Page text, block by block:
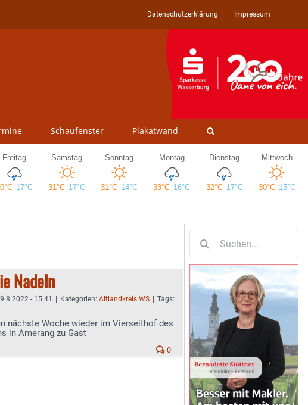
Datenschutzerklärung Impressum
Schaufenster Plakatwand
Nadeln
- 15:41 Kategorien: Altlandkreis WS
Tags:
nächste Woche wieder im Vierseithof des
in Amerang zu Gast
0
nach: